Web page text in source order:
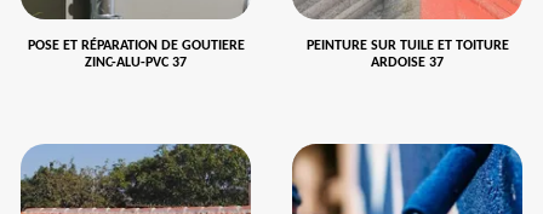
POSE ET RÉPARATION DE GOUTIERE
ZINC-ALU-PVC 37
PEINTURE SUR TUILE ET TOITURE
ARDOISE 37